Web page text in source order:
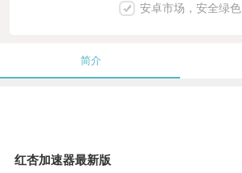
安卓市场，安全绿色
简介
红杏加速器最新版